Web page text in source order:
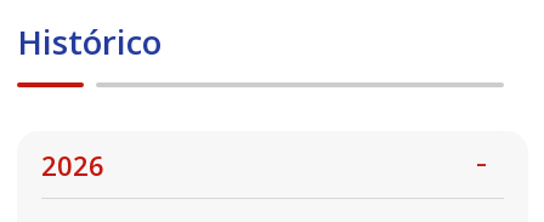
Histórico
2026